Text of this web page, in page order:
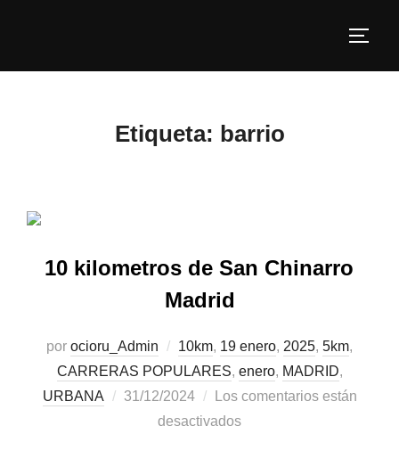
Etiqueta: barrio
10 kilometros de San Chinarro
Madrid
por ocioru_Admin 10km, 19 enero, 2025, 5km,
CARRERAS POPULARES, enero, MADRID,
URBANA
31/12/2024
Los comentarios están
desactivados